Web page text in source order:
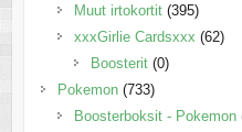
Muut irtokortit (395)
xxxGirlie Cardsxxx (62)
Boosterit (0)
Pokemon (733)
Boosterboksit - Pokemon